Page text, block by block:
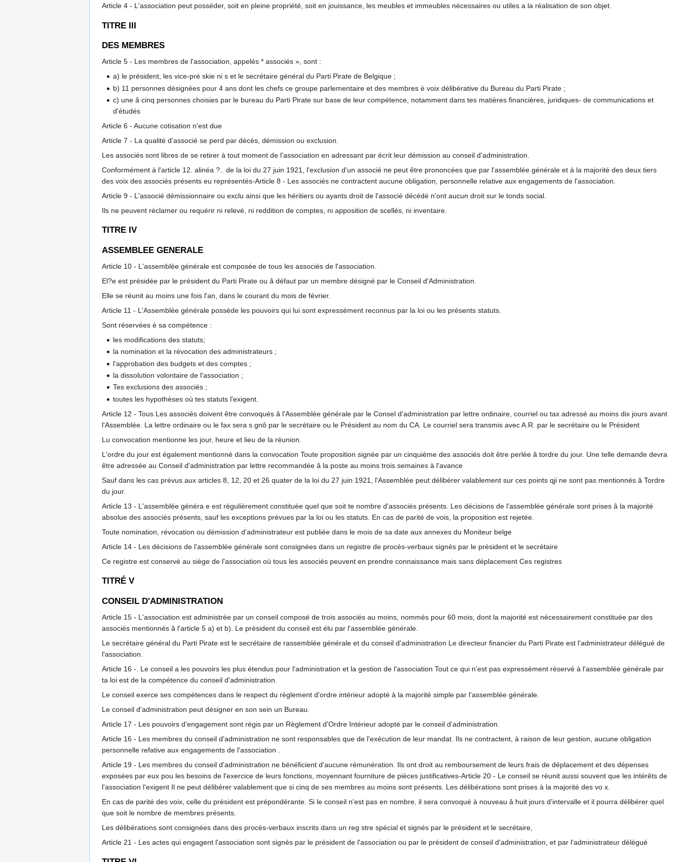
Article 4 - L'association peut posséder, soit en pleine propriété, soit en jouissance, les meubles et immeubles nécessaires ou utiles a la réalisation de son objet.
TITRE III
DES MEMBRES
Article 5 - Les membres de l'association, appelés * associés », sont :
a) le président, les vice-pré skie ni s et le secrétaire général du Parti Pirate de Belgique ;
b) 11 personnes désignées pour 4 ans dont les chefs ce groupe parlementaire et des membres è voix délibérative du Bureau du Parti Pirate ;
c) une â cinq personnes choisies par le bureau du Parti Pirate sur base de leur compétence, notamment dans tes matières financières, juridiques- de communications et
d'étudés
Article 6 - Aucune cotisation n'est due
Article 7 - La qualité d'associé se perd par décès, démission ou exclusion.
Les associés sont libres de se retirer à tout moment de l'association en adressant par écrit leur démission au conseil d'administration.
Conformément à l'article 12. alinéa ?.. de la loi du 27 juin 1921, l'exclusion d'un associé ne peut être prononcées que par l'assemblée générale et à la majorité des deux tiers
des voix des associés présents eu représentés-Article 8 - Les associés ne contractent aucune obligation, personnelle relative aux engagements de l'association.
Article 9 - L'associé démissionnaire ou exclu ainsi que les héritiers ou ayants droit de l'associé décédé n'ont aucun droit sur le tonds social.
Ils ne peuvent réclamer ou requérir ni relevé, ni reddition de comptes, ni apposition de scellés, ni inventaire.
TITRE IV
ASSEMBLEE GENERALE
Article 10 - L'assemblée générale est composée de tous les associés de l'association.
El?e est présidée par le président du Parti Pirate ou â défaut par un membre désigné par le Conseil d'Administration.
Elle se réunit au moins une fois l'an, dans le courant du mois de février.
Article 11 - L'Assemblée générale possède les pouvoirs qui lui sont expressément reconnus par la loi ou les présents statuts.
Sont réservées è sa compétence :
les modifications des statuts;
la nomination et la révocation des administrateurs ;
l'approbation des budgets et des comptes ;
la dissolution volontaire de l'association ;
Tes exclusions des associés ;
toutes les hypothèses où tes statuts l'exigent.
Article 12 - Tous Les associés doivent être convoqués â l'Assemblée générale par le Consel d'administration par lettre ordinaire, courriel ou tax adressé au moins dix jours avant
l'Assemblée. La lettre ordinaire ou le fax sera s.gnô par le secrétaire ou le Président au nom du CA. Le courriel sera transmis avec A.R. par le secrétaire ou le Président
Lu convocation mentionne les jour, heure et lieu de la réunion.
L'ordre du jour est également mentionné dans la convocation Toute proposition signée par un cinquième des associés doit être perlée â tordre du jour. Une telle demande devra
être adressée au Conseil d'administration par lettre recommandée â la poste au moins trois semaines à l'avance
Sauf dans les cas prévus aux articles 8, 12, 20 et 26 quater de la loi du 27 juin 1921, l'Assemblée peut délibérer valablement sur ces points qji ne sont pas mentionnés â Tordre
du jour.
Article 13 - L'assemblée généra e est régulièrement constituée quel que soit te nombre d'associés présents. Les décisions de l'assemblée générale sont prises â la majorité
absolue des associés présents, sauf les exceptions prévues par la loi ou les statuts. En cas de parité de vois, la proposition est rejetée.
Toute nomination, révocation ou démission d'administrateur est publiée dans le mois de sa date aux annexes du Moniteur belge
Article 14 - Les décisions de l'assemblée générale sont consignées dans un registre de procès-verbaux signés par le président et le secrétaire
Ce registre est conservé au siège de l'association où tous les associés peuvent en prendre connaissance mais sans déplacement Ces registres
TITRÉ V
CONSEIL D'ADMINISTRATION
Article 15 - L'association est administrée par un conseil composé de trois associés au moins, nommés pour 60 mois, dont la majorité est nécessairement constituée par des
associés mentionnés â l'article 5 a) et b). Le président du conseil est élu par l'assemblée générale.
Le secrétaire général du Parti Pirate est le secrétaire de rassemblée générale et du conseil d'administration Le directeur financier du Parti Pirate est l'administrateur délégué de
l'association.
Article 16 -. Le conseil a les pouvoirs les plus étendus pour l'administration et la gestion de l'association Tout ce qui n'est pas expressément réservé à l'assemblée générale par
ta loi est de la compétence du conseil d'administration.
Le conseil exerce ses compétences dans le respect du règlement d'ordre intérieur adopté à la majorité simple par l'assemblée générale.
Le conseil d'administration peut désigner en son sein un Bureau.
Article 17 - Les pouvoirs d'engagement sont régis par un Règlement d'Ordre Intérieur adopté par le conseil d'administration.
Article 16 - Les membres du conseil d'administration ne sont responsables que de l'exécution de leur mandat. Ils ne contractent, à raison de leur gestion, aucune obligation
personnelle refative aux engagements de l'association .
Article 19 - Les membres du conseil d'administration ne bénéficient d'aucune rémunération. Ils ont droit au remboursement de leurs frais de déplacement et des dépenses
exposées par eux pou les besoins de l'exercice de leurs fonctions, moyennant fourniture de pièces justificatives-Article 20 - Le conseil se réunit aussi souvent que les intérêts de
l'association l'exigent Il ne peut délibérer valablement que si cinq de ses membres au moins sont présents. Les délibérations sont prises à la majorité des vo x.
En cas de parité des voix, celle du président est prépondérante. Si le conseil n'est pas en nombre, il sera convoqué à nouveau â huit jours d'intervalle et il pourra délibérer quel
que soit le nombre de membres présents.
Les délibérations sont consignées dans des procès-verbaux inscrits dans un reg stre spécial et signés par le président et le secrétaire,
Article 21 - Les actes qui engagent l'association sont signés par le président de l'association ou par le président de conseil d'administration, et par l'administrateur délégué